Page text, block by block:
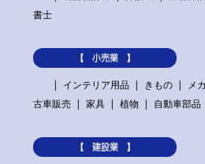
書士
【 小売業 】
インテリア用品
きもの メ
古車販売
家具 植物 自動車部品
【 建設業 】